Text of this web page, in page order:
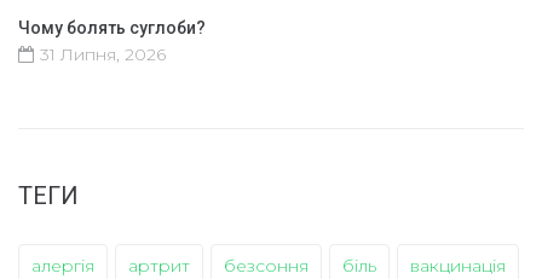
Чому болять суглоби?
31 Липня, 2026
ТЕГИ
алергія артрит безсоння біль вакцинація